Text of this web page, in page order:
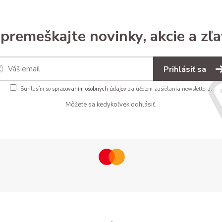
novinky, akcie a
Prihlásiť sa
Súhlasím so spracovaním osobných údajov za účelom zasielania newslettera.
Môžete sa kedykoľvek odhlásiť.